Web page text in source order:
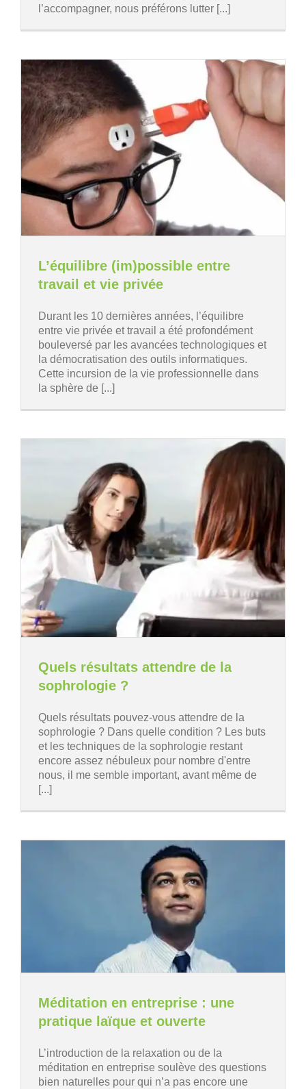
l’accompagner, nous préférons lutter [...]
L’équilibre (im)possible entre
travail et vie privée
Durant les 10 dernières années, l’équilibre
entre vie privée et travail a été profondément
bouleversé par les avancées technologiques et
la démocratisation des outils informatiques.
Cette incursion de la vie professionnelle dans
la sphère de [...]
Quels résultats attendre de la
sophrologie ?
Quels résultats pouvez-vous attendre de la
sophrologie ? Dans quelle condition ? Les buts
et les techniques de la sophrologie restant
encore assez nébuleux pour nombre d'entre
nous, il me semble important, avant même de
[...]
Méditation en entreprise : une
pratique laïque et ouverte
L’introduction de la relaxation ou de la
méditation en entreprise soulève des questions
bien naturelles pour qui n’a pas encore une